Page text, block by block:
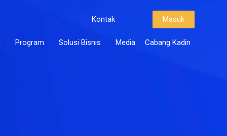
Kontak Masuk
Program Solusi Bisnis Media Cabang Kadin